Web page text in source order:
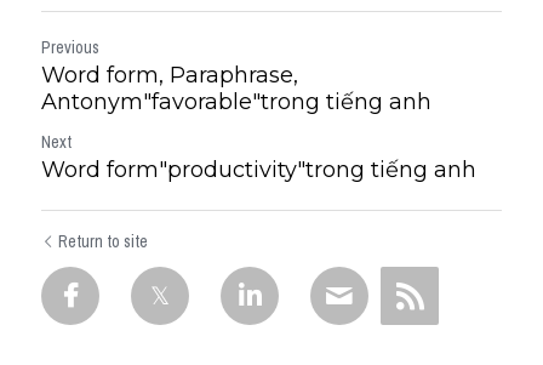
Previous
Word form, Paraphrase,
Antonym"favorable"trong tiếng anh
Next
Word form"productivity"trong tiếng anh
Return to site